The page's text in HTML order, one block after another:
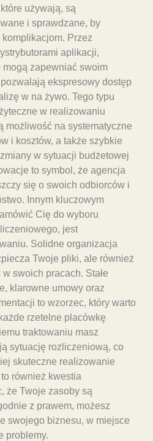
używają, są
i sprawdzane, by
Przez
aplikacji,
zapewniać swoim
ekspresowy dostęp
w na żywo. Tego typu
w realizowaniu
możliwość na systematyczne
i kosztów, a także szybkie
w sytuacji budżetowej
to symbol, że agencja
się o swoich odbiorców i
Innym kluczowym
Cię do wyboru
jest
Solidne organizacja
Twoje pliki, ale również
swoich pracach. Stałe
klarowne umowy oraz
to wzorzec, który warto
rzetelne placówkę
traktowaniu masz
sytuację rozliczeniową, co
skuteczne realizowanie
również kwestia
że Twoje zasoby są
z prawem, możesz
swojego biznesu, w miejsce
problemy.